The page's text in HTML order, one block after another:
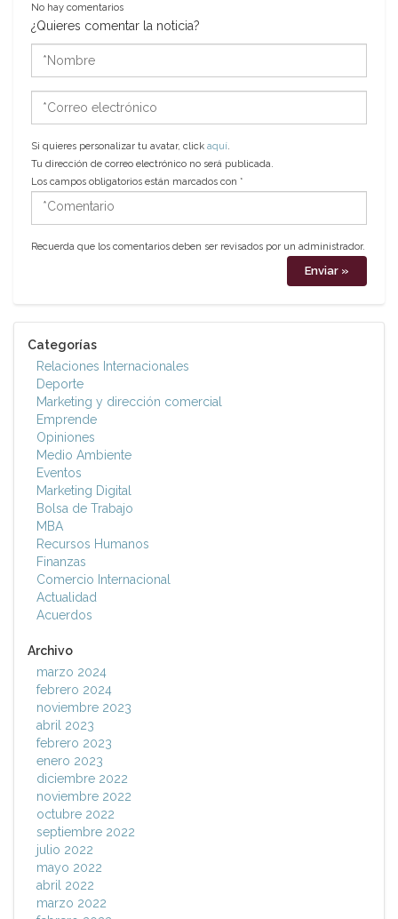
No hay comentarios
¿Quieres comentar la noticia?
*Nombre
*Correo
electrónico
Si quieres personalizar tu avatar, click aquí.
Tu dirección de correo electrónico no será publicada.
Los campos obligatorios están marcados con *
*Comentario
Recuerda que los comentarios deben ser revisados por un administrador.
Categorías
Relaciones Internacionales
Deporte
Marketing y dirección comercial
Emprende
Opiniones
Medio Ambiente
Eventos
Marketing Digital
Bolsa de Trabajo
MBA
Recursos Humanos
Finanzas
Comercio Internacional
Actualidad
Acuerdos
Archivo
marzo 2024
febrero 2024
noviembre 2023
abril 2023
febrero 2023
enero 2023
diciembre 2022
noviembre 2022
octubre 2022
septiembre 2022
julio 2022
mayo 2022
abril 2022
marzo 2022